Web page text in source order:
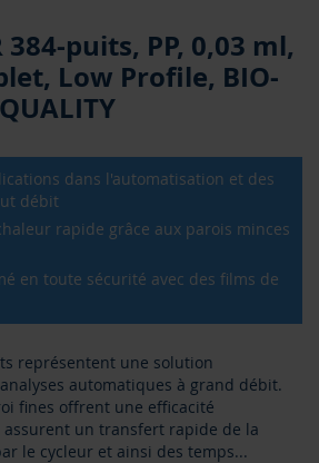
384-puits, PP, 0,03 ml,
Low Profile, BIO-
dans l'automatisation et des
débit
rapide grâce aux parois minces
en toute sécurité avec des films de
représentent une solution
automatiques à grand débit.
fines offrent une efficacité
un transfert rapide de la
le cycleur et ainsi des temps...